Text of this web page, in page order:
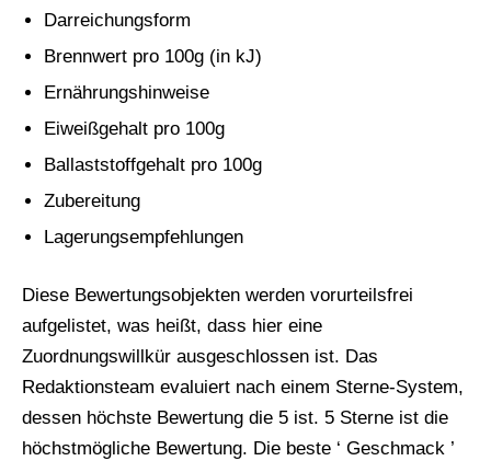
Darreichungsform
Brennwert pro 100g (in kJ)
Ernährungshinweise
Eiweißgehalt pro 100g
Ballaststoffgehalt pro 100g
Zubereitung
Lagerungsempfehlungen
Diese Bewertungsobjekten werden vorurteilsfrei
aufgelistet, was heißt, dass hier eine
Zuordnungswillkür ausgeschlossen ist. Das
Redaktionsteam evaluiert nach einem Sterne-System,
dessen höchste Bewertung die 5 ist. 5 Sterne ist die
höchstmögliche Bewertung. Die beste ‘ Geschmack ’